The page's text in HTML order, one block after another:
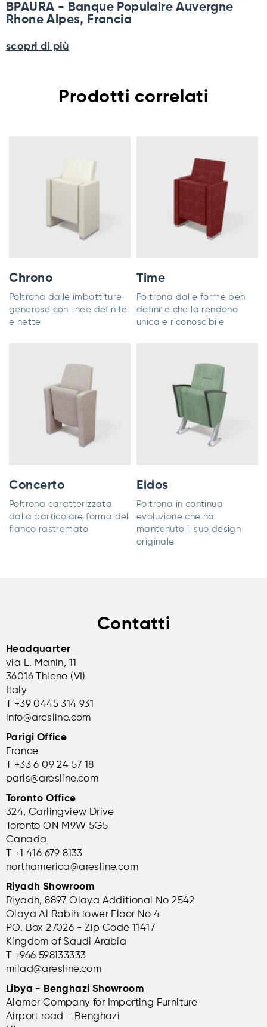
BPAURA - Banque Populaire Auvergne
Rhone Alpes, Francia
scopri di più
Prodotti correlati
Chrono
Poltrona dalle imbottiture
generose con linee definite
e nette
Time
Poltrona dalle forme ben
definite che la rendono
unica e riconoscibile
Concerto
Poltrona caratterizzata
dalla particolare forma del
fianco rastremato
Eidos
Poltrona in continua
evoluzione che ha
mantenuto il suo design
originale
Contatti
Headquarter
via L. Manin, 11
36016 Thiene (VI)
Italy
T +39 0445 314 931
info@aresline.com
Parigi Office
France
T +33 6 09 24 57 18
paris@aresline.com
Toronto Office
324, Carlingview Drive
Toronto ON M9W 5G5
Canada
T +1 416 679 8133
northamerica@aresline.com
Riyadh Showroom
Riyadh, 8897 Olaya Additional No 2542
Olaya Al Rabih tower Floor No 4
PO. Box 27026 - Zip Code 11417
Kingdom of Saudi Arabia
T +966 598133333
milad@aresline.com
Libya - Benghazi Showroom
Alamer Company for Importing Furniture
Airport road - Benghazi